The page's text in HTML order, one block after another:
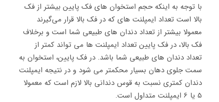
با توجه به اینکه حجم استخوان های فک پایین بیشتر از فک
بالا است تعداد ایمپلنت های که در فک بالا قرار می‌گیرند
معمولا بیشتر از تعداد دندان های طبیعی شما است و برخلاف
فک بالا، در فک پایین تعداد ایمپلنت ها می تواند کمتر از
تعداد دندان های طبیعی شما باشد. در فک پایین، استخوان به
سمت جلوی دهان بسیار محکمتر می شود و در نتیجه ایمپلنت
دندان کمتری نسبت به قوس دندانی بالا لازم است که معمولا
5 یا 6 ایمپلنت متداول است.